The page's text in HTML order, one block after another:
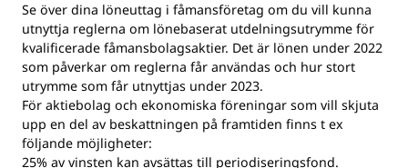
Se över dina löneuttag i fåmansföretag om du vill kunna
utnyttja reglerna om lönebaserat utdelningsutrymme för
kvalificerade fåmansbolagsaktier. Det är lönen under 2022
som påverkar om reglerna får användas och hur stort
utrymme som får utnyttjas under 2023.
För aktiebolag och ekonomiska föreningar som vill skjuta
upp en del av beskattningen på framtiden finns t ex
följande möjligheter:
25% av vinsten kan avsättas till periodiseringsfond.